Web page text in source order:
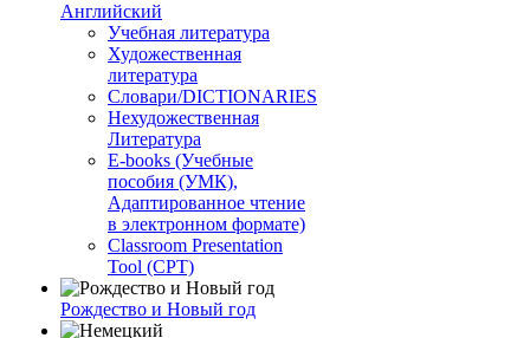
Английский
Учебная литература
Художественная
литература
Словари/DICTIONARIES
Нехудожественная
Литература
E-books (Учебные
пособия (УМК),
Адаптированное чтение
в электронном формате)
Classroom Presentation
Tool (CPT)
Рождество и Новый год